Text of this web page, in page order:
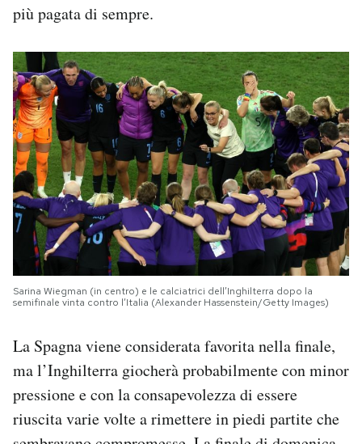
più pagata di sempre.
Sarina Wiegman (in centro) e le calciatrici dell’Inghilterra dopo la
semifinale vinta contro l’Italia (Alexander Hassenstein/Getty Images)
La Spagna viene considerata favorita nella finale,
ma l’Inghilterra giocherà probabilmente con minor
pressione e con la consapevolezza di essere
riuscita varie volte a rimettere in piedi partite che